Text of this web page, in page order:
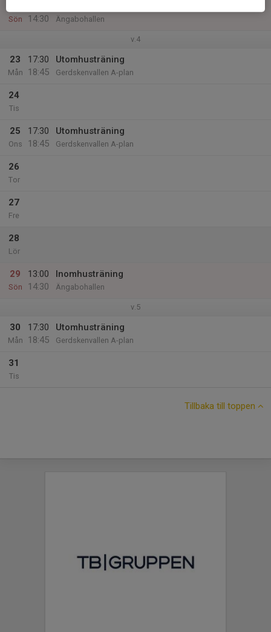
Sön
14:30
Ängabohallen
v.4
23
Mån
17:30
18:45
Utomhusträning
Gerdskenvallen A-plan
24
Tis
25
Ons
17:30
18:45
Utomhusträning
Gerdskenvallen A-plan
26
Tor
27
Fre
28
Lör
29
Sön
13:00
14:30
Inomhusträning
Ängabohallen
v.5
30
Mån
17:30
18:45
Utomhusträning
Gerdskenvallen A-plan
31
Tis
Tillbaka till toppen